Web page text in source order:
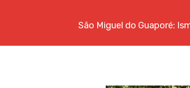
São Miguel do Guaporé: